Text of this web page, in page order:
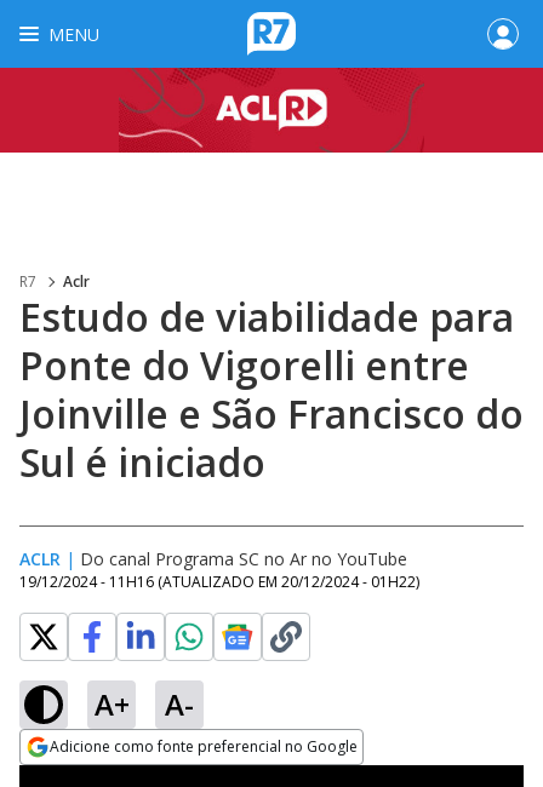
MENU
R7 Aclr
Estudo de viabilidade para
Ponte do Vigorelli entre
Joinville e São Francisco do
Sul é iniciado
ACLR | Do canal Programa SC no Ar no YouTube
19/12/2024 - 11H16 (ATUALIZADO EM 20/12/2024 - 01H22)
A+ A-
Adicione como fonte preferencial no Google